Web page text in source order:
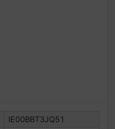
IE00BBT3JQ51